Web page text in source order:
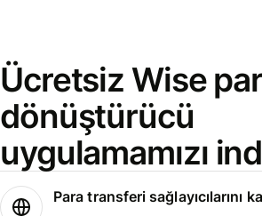
Ücretsiz Wise
dönüştürücü
uygulamamızı
Para transferi sağlayıcılarını